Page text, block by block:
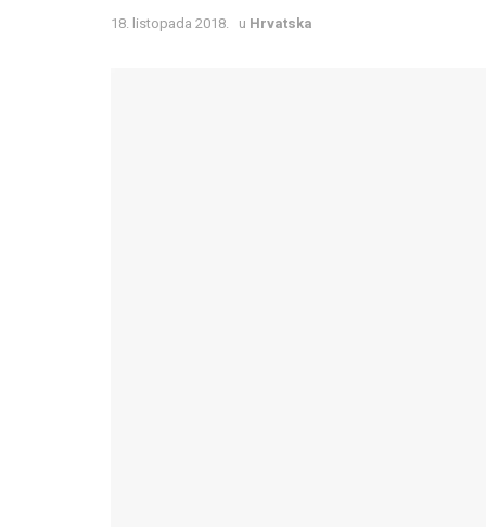
18. listopada 2018. u Hrvatska